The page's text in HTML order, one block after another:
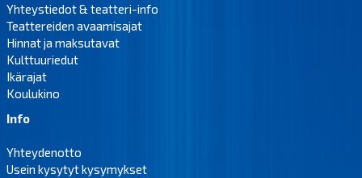
Yhteystiedot & teatteri-info
Teattereiden avaamisajat
Hinnat ja maksutavat
Kulttuuriedut
Ikärajat
Koulukino
Info
Yhteydenotto
Usein kysytyt kysymykset